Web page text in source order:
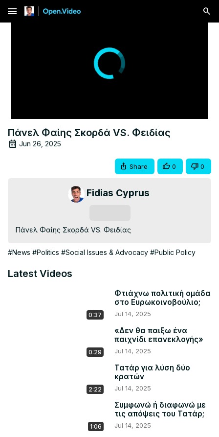
menu
Πάνελ Φαίης Σκορδά VS. Φειδίας
Jun 26, 2025
Share 0 0
Fidias Cyprus
Πάνελ Φαίης Σκορδά VS. Φειδίας
#News #Politics #Social Issues & Advocacy #Public Policy
Latest Videos
0:37
Φτιάχνω πολιτική ομάδα
στο Ευρωκοινοβούλιο;
Jul 14, 2025
0:29
«Δεν θα παιξω ένα
παιχνίδι επανεκλογής»
Jul 14, 2025
2:22
Τατάρ για λύση δύο
κρατών
Jul 14, 2025
1:06
Συμφωνώ ή διαφωνώ με
τις απόψεις του Τατάρ;
Jul 14, 2025